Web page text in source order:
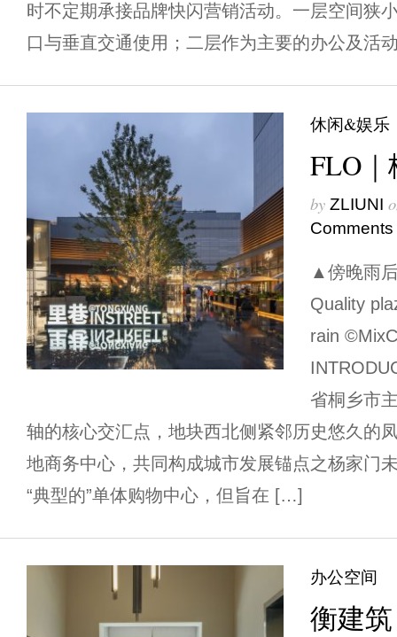
时不定期承接品牌快闪营销活动。一层空间狭
口与垂直交通使用；二层作为主要的办公及活
休闲&娱乐
FLO
by ZLIUNI
Comments
▲傍晚雨
Quality
rain
省桐乡市
轴的核心交汇点，地块西北侧紧邻历史悠久的
地商务中心，共同构成城市发展锚点之杨家门
“典型的”单体购物中心，但旨在 […]
办公空间
衡建